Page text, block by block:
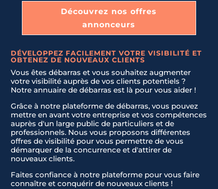
Découvrez nos offres
annonceurs
DÉVELOPPEZ FACILEMENT VOTRE VISIBILITÉ ET
OBTENEZ DE NOUVEAUX CLIENTS
Vous êtes débarras et vous souhaitez augmenter
votre visibilité auprès de vos clients potentiels ?
Notre annuaire de débarras est là pour vous aider !
Grâce à notre plateforme de débarras, vous pouvez
mettre en avant votre entreprise et vos compétences
auprès d'un large public de particuliers et de
professionnels. Nous vous proposons différentes
offres de visibilité pour vous permettre de vous
démarquer de la concurrence et d'attirer de
nouveaux clients.
Faites confiance à notre plateforme pour vous faire
connaître et conquérir de nouveaux clients !